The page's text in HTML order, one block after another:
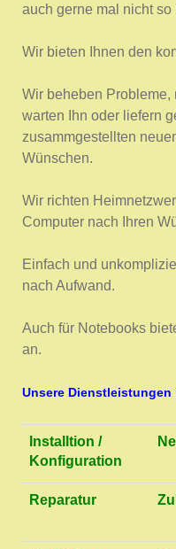
auch gerne mal nicht
Wir bieten Ihnen den
Wir beheben Probleme,
warten Ihn oder liefern
zusammgestellten
Wünschen.
Wir richten
Computer nach Ihren
Einfach und
nach Aufwand.
Auch für Notebooks
an.
Unsere Dienstleistungen
Installtion /
Konfiguration
Reparatur